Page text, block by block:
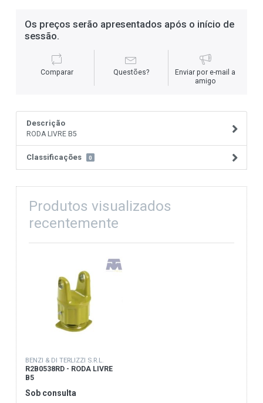
Os preços serão apresentados após o início de
sessão.
Comparar Questões?
Enviar por e-mail a
amigo
Descrição
RODA LIVRE B5
Classificações 0
Produtos visualizados
recentemente
BENZI & DI TERLIZZI S.R.L.
R2B0538RD - RODA LIVRE
B5
Sob consulta